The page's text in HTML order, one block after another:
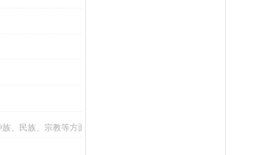
、民族、宗教等方面的）..